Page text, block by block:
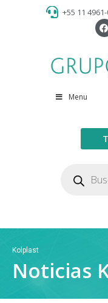
+55 11
Menu
Kolplast
Noticias